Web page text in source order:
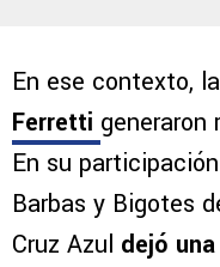
En ese contexto,
Ferretti generaron
En su
Barbas y Bigotes
Cruz Azul dejó